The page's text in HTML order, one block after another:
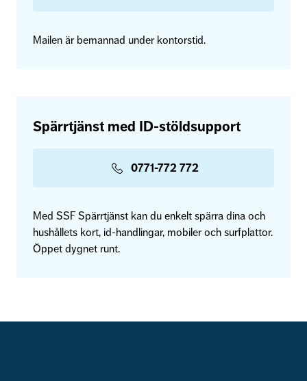
Mailen är bemannad under kontorstid.
Spärrtjänst med ID-stöldsupport
0771-772 772
Med SSF Spärrtjänst kan du enkelt spärra dina och
hushållets kort, id-handlingar, mobiler och surfplattor.
Öppet dygnet runt.